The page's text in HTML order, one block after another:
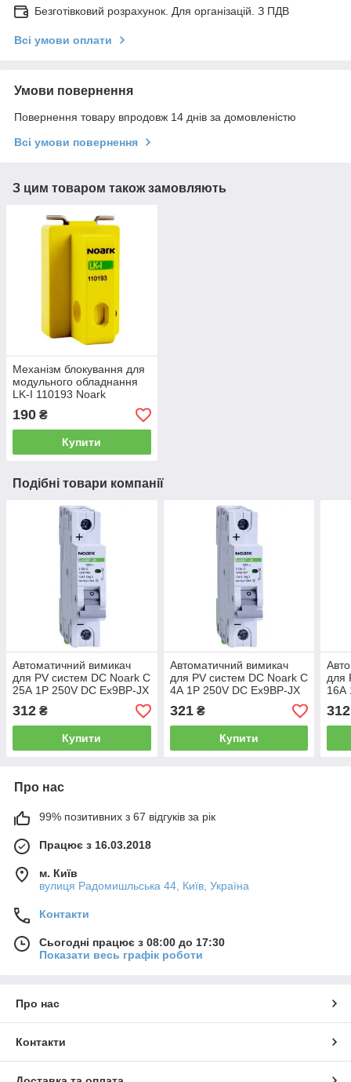
Безготівковий розрахунок. Для організацій. З ПДВ
Всі умови оплати
Умови повернення
Повернення товару впродовж 14 днів за домовленістю
Всі умови повернення
З цим товаром також замовляють
Механізм блокування для
модульного обладнання
LK-I 110193 Noark
190 ₴
Купити
Подібні товари компанії
Автоматичний вимикач
для PV систем DC Noark C
25А 1P 250V DC Ex9BP-JX
312 ₴
Купити
Автоматичний вимикач
для PV систем DC Noark C
4А 1P 250V DC Ex9BP-JX
321₴
Купити
для
16А
312
Про нас
99% позитивних з 67 відгуків за рік
Працює з 16.03.2018
м. Київ
вулиця Радомишльська 44, Київ, Україна
Контакти
Сьогодні працює з 08:00 до 17:30
Показати весь графік роботи
Про нас
Контакти